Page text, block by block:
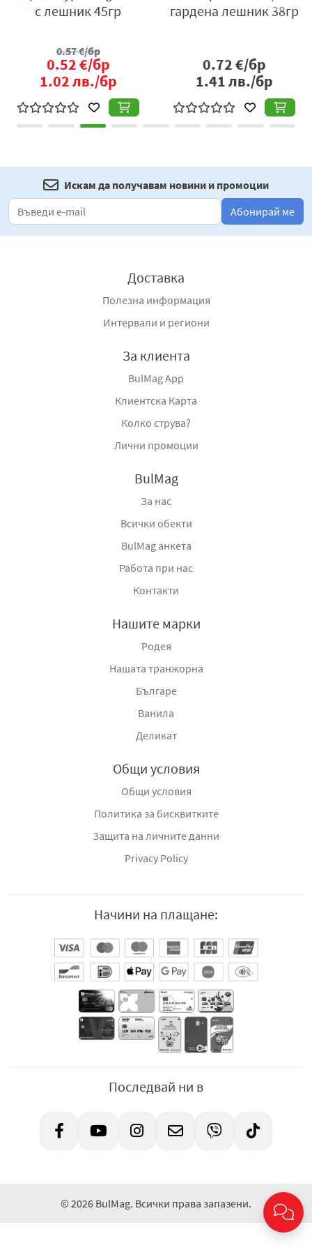
баланс между хрупкавата вафлена структура и
кремообразния пълнеж. Лешниковият крем
на всяко хапване невероятно удоволствие и
комфорт.
Състав и качество:
Използване на качествени съставки: Вафлата
компонент на крема, са добре подбрани и
добавят на продукта отличителен и автентичен
вкус.
ароматизатори. Съставките са подбрани така, че
да осигурят отличен вкус и качество, без излишни
химикали, което я прави по-здравословен избор в
Без добавени консерванти : Вафлата е създадена
с грижа за здравето на потребителите, като в
състава й не се съдържат ненужни химически
природен и натурален избор за всички, които
ценят качествената храна.
Нежен вкус с лешников аромат
сладък, което прави вафлата идеална за хора,
които търсят нещо балансирано и не прекалено
натрапчиво на вкус. Лешниковият аромат се
което я прави истинско удоволствие.
Идеална за междинно хранене
лешник е идеален избор за бърза закуска или
вариант за онези моменти, когато искате да се
насладите на нещо сладко, но не искате да се
претоварвате с тежки или калорични десерти.
: Вафлата Хипер с лешник може да
бъде чудесен завършек на вашето обедно или
вечерно ядене. Тя не е прекалено сладка и не
утежнява стомаха, което я прави перфектен избор
Приятно изкушение за почивка
чаша чай, кафе или горещ шоколад за
максимално удоволствие.
Лесна за носене и съхранение : Благодарение на
компактната си опаковка от 50 грама, вафлата е
лесна за носене навсякъде – в чантата, раницата
или автомобила. Можете да я имате под ръка по
всяко време, за да се насладите на нещо сладко и
вкусно, когато почувствате нужда.
Ползи и предимства:
Вафлата Хипер с лешник предлага балансиран
вкус, без да включва прекалено много захар и
: Тази вафла е
с лешник 45гр
0.57€/бр
0.52€/бр
1.02лв./бр
гардена лешник 38гр
0.72€/бр
1.41лв./бр
Искам да получавам новини и промоции
Абонирай ме
Доставка
Полезна информация
Интервали и региони
За клиента
BulMag App
Клиентска Карта
Колко струва?
Лични промоции
BulMag
За нас
Всички обекти
BulMag анкета
Работа при нас
Контакти
Нашите марки
Родея
Нашата транжорна
Българе
Ванила
Деликат
Общи условия
Общи условия
Политика за бисквитките
Защита на личните данни
Privacy Policy
Начини на плащане:
Последвай ни в
© 2026 BulMag. Всички права запазени.